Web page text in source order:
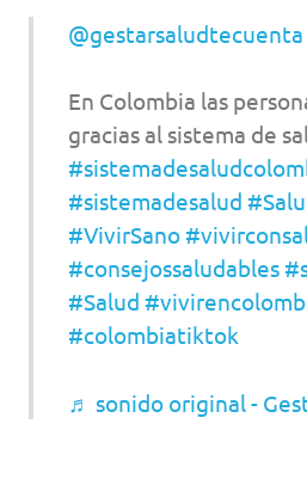
@gestarsaludtecuenta
En Colombia las
gracias al sistema de
#sistemadesalud
#VivirSano
#consejossaludables
#Salud
#colombiatiktok
♬ sonido original -